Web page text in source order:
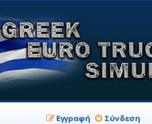
Σύνδεση
Εγγραφή